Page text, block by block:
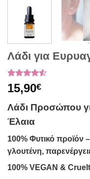
Λάδι για
Βαθμολογήθηκε
με4.5
βάση
2
πελάτη
15,90€
Λάδι Προσώπου
Έλαια
100% Φυτικό προϊόν
γλουτένη,
100% VEGAN &